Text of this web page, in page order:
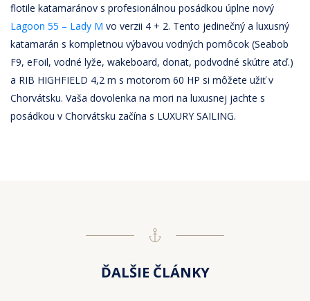
flotile katamaránov s profesionálnou posádkou úplne nový
Lagoon 55 – Lady M vo verzii 4 + 2. Tento jedinečný a luxusný
katamarán s kompletnou výbavou vodných pomôcok (Seabob
F9, ​​eFoil, vodné lyže, wakeboard, donat, podvodné skútre atď.)
a RIB HIGHFIELD 4,2 m s motorom 60 HP si môžete užiť v
Chorvátsku. Vaša dovolenka na mori na luxusnej jachte s
posádkou v Chorvátsku začína s LUXURY SAILING.
ĎALŠIE ČLÁNKY